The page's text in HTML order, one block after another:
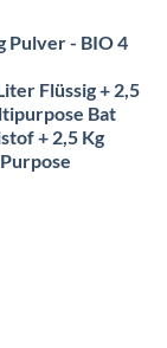
Pulver - BIO 4
Flüssig + 2,5
Bat
+ 2,5 Kg